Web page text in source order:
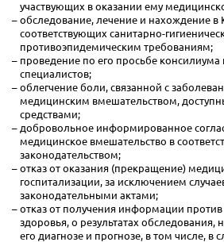
участвующих в оказании ему
обследование, лечение и нахождение в
соответствующих санитарно-
противоэпидемическим требованиям;
проведение по его просьбе консилиума
специалистов;
облегчение боли, связанной с
медицинским вмешательством,
средствами;
добровольное информированное
медицинское вмешательство в
законодательством;
отказ от оказания (прекращение)
госпитализации, за исключением
законодательными актами;
отказ от получения информации против
здоровья, о результатах обследования,
его диагнозе и прогнозе, в том числе, в